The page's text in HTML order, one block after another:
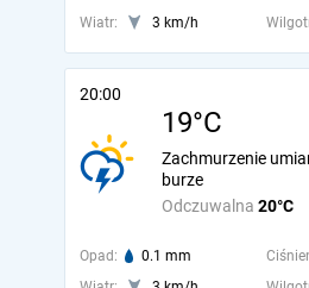
Wiatr:
3 km/h
20:00
19°C
Odczuwalna 20°C
Zachmurzenie
burze
Opad: 0.1 mm